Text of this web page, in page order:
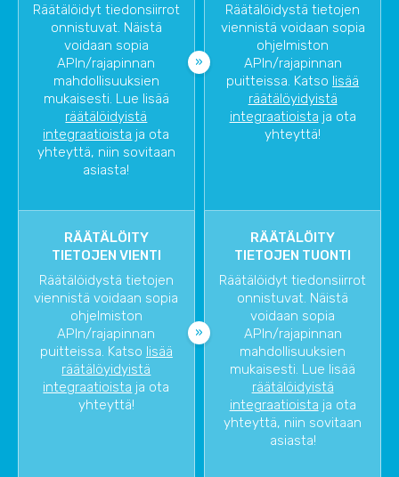
Räätälöidyt tiedonsiirrot
onnistuvat. Näistä
voidaan sopia
APIn/rajapinnan
mahdollisuuksien
mukaisesti. Lue lisää
räätälöidyistä
integraatioista ja ota
yhteyttä, niin sovitaan
asiasta!
Räätälöidystä tietojen
viennistä voidaan sopia
ohjelmiston
APIn/rajapinnan
puitteissa. Katso lisää
räätälöyidyistä
integraatioista ja ota
yhteyttä!
RÄÄTÄLÖITY
TIETOJEN VIENTI
Räätälöidystä tietojen
viennistä voidaan sopia
ohjelmiston
APIn/rajapinnan
puitteissa. Katso lisää
räätälöyidyistä
integraatioista ja ota
yhteyttä!
RÄÄTÄLÖITY
TIETOJEN TUONTI
Räätälöidyt tiedonsiirrot
onnistuvat. Näistä
voidaan sopia
APIn/rajapinnan
mahdollisuuksien
mukaisesti. Lue lisää
räätälöidyistä
integraatioista ja ota
yhteyttä, niin sovitaan
asiasta!